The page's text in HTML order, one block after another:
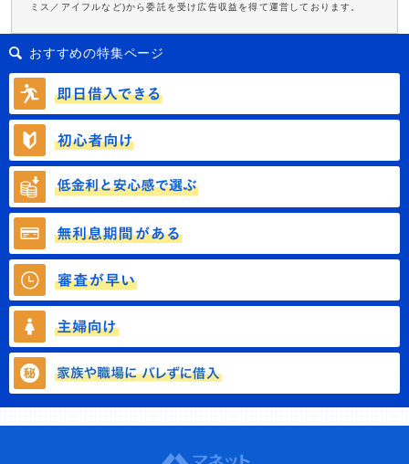
ミス／アイフルなど)から委託を受け広告収益を得て運営しております。
おすすめの特集ページ